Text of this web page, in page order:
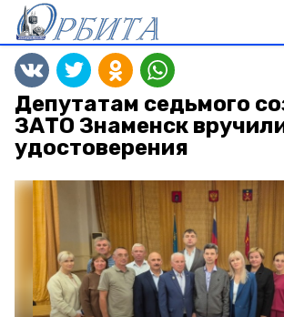
Депутатам седьмого
ЗАТО Знаменск
удостоверения